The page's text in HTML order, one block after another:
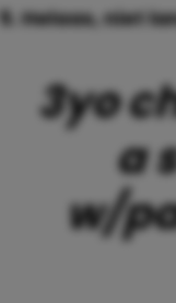
5. Helaas, niet
3yo
a
w/